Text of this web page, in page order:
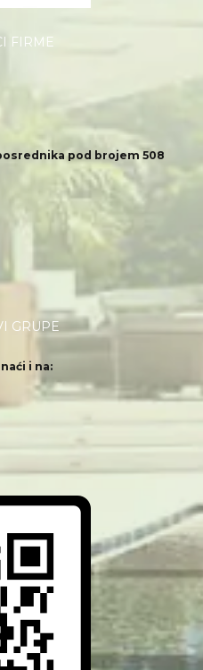
FIRME
pod brojem 508
GRUPE
i na: